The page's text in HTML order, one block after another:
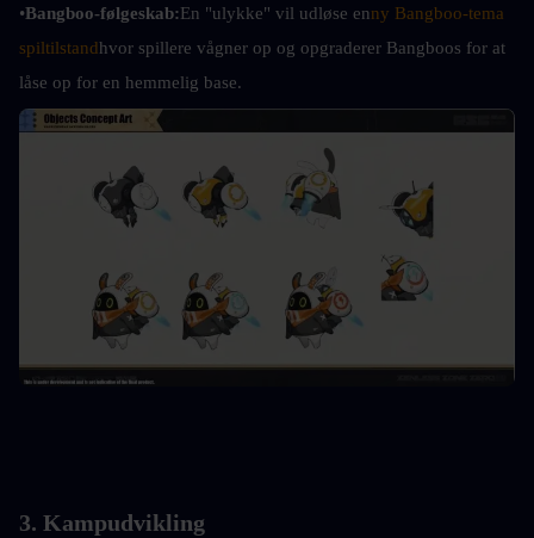
•Bangboo-følgeskab:En "ulykke" vil udløse enny Bangboo-tema
spiltilstandhvor spillere vågner op og opgraderer Bangboos for at
låse op for en hemmelig base.
3. Kampudvikling